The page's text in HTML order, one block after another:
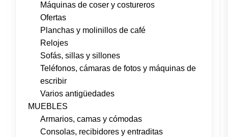
Máquinas de coser y costureros
Ofertas
Planchas y molinillos de café
Relojes
Sofás, sillas y sillones
Teléfonos, cámaras de fotos y máquinas de
escribir
Varios antigüedades
MUEBLES
Armarios, camas y cómodas
Consolas, recibidores y entraditas